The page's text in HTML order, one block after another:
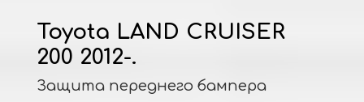
Toyota LAND CRUISER
200 2012-.
Защита переднего бампера